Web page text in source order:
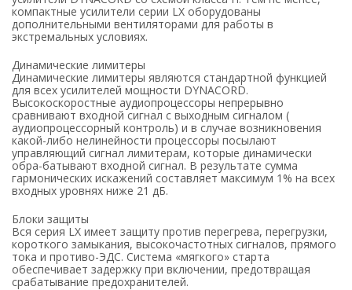
компактные усилители серии LX оборудованы
дополнительными вентиляторами для работы в
экстремальных условиях.
Динамические лимитеры
Динамические лимитеры являются стандартной функцией
для всех усилителей мощности DYNACORD.
Высокоскоростные аудиопроцессоры непрерывно
сравнивают входной сигнал с выходным сигналом (
аудиопроцессорный контроль) и в случае возникновения
какой-либо нелинейности процессоры посылают
управляющий сигнал лимитерам, которые динамически
обра-батывают входной сигнал. В результате сумма
гармонических искажений составляет максимум 1% на всех
входных уровнях ниже 21 дБ.
Блоки защиты
Вся серия LX имеет защиту против перегрева, перегрузки,
короткого замыкания, высокочастотных сигналов, прямого
тока и противо-ЭДС. Система «мягкого» старта
обеспечивает задержку при включении, предотвращая
срабатывание предохранителей.